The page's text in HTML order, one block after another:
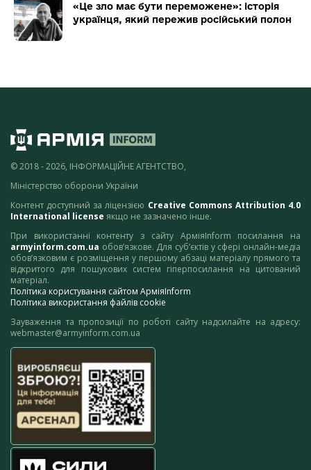
«Це зло має бути переможене»: історія
українця, який пережив російський полон
© 2018 - 2026, ІНФОРМАЦІЙНЕ АГЕНТСТВО,
Міністерство оборони України
Контент доступний за ліцензією Creative Commons Attribution 4.0
International license якщо не зазначено інше.
При використанні контенту з сайту АрміяInform посилання на
armyinform.com.ua обов’язкове. Для суб’єктів у сфері онлайн-медіа
обов’язковим є розміщення у першому абзаці матеріалу прямого та
відкритого для пошукових систем гіперпосилання на цитований
матеріал.
Політика користування сайтом АрміяInform
Політика використання файлів cookie
Зауваження та пропозиції по роботі сайту надсилайте на адресу:
webmaster@armyinform.com.ua